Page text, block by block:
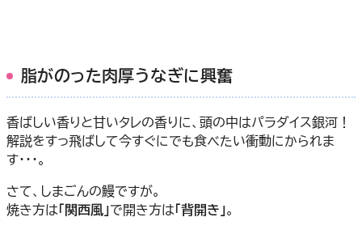
脂がのった肉厚うなぎに興奮
香ばしい香りと甘いタレの香りに、頭の中はパラダイス銀河！
解説をすっ飛ばして今すぐにでも食べたい衝動にかられま
す・・・。
さて、しまごんの鰻ですが。
焼き方は「関西風」で開き方は「背開き」。